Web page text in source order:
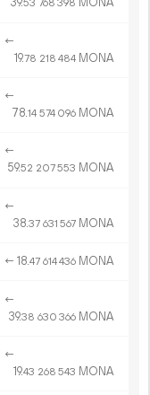
39.53 768 398 MONA
←
19.78 218 484 MONA
←
78.14 574 096 MONA
←
59.52 207553 MONA
←
38.37 631 567 MONA
← 18.47 614436 MONA
←
39.38 630 366 MONA
←
19.43 268 543 MONA